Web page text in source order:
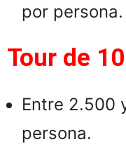
por persona.
Tour de
Entre 2.500
persona.​